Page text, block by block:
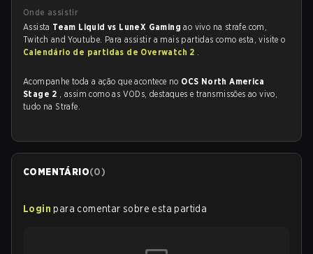
Onde assistir
Assista Team Liquid vs LuneX Gamingao vivo na strafe.com,
Twitch and Youtube. Para assistir a mais partidas como esta, visite o
Calendário de partidas de Overwatch 2 .
Acompanhe toda a ação que acontece no OCS North America
Stage 2 , assim como as VODs, destaques e transmissões ao vivo,
tudo na Strafe.
COMENTÁRIO(0)
Login para comentar sobre esta partida